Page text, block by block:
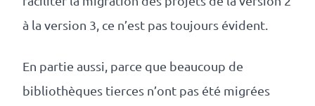
à la version 3, ce n’est pas toujours évident.
En partie aussi, parce que beaucoup de
bibliothèques tierces n’ont pas été migrées